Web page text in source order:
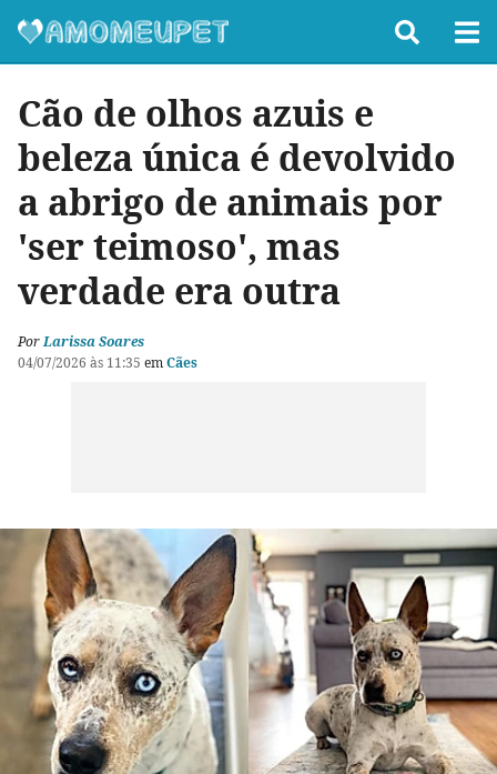
Cão de olhos azuis e
beleza única é devolvido
a abrigo de animais por
'ser teimoso', mas
verdade era outra
PorLarissa Soares
04/07/2026 às 11:35 emCães